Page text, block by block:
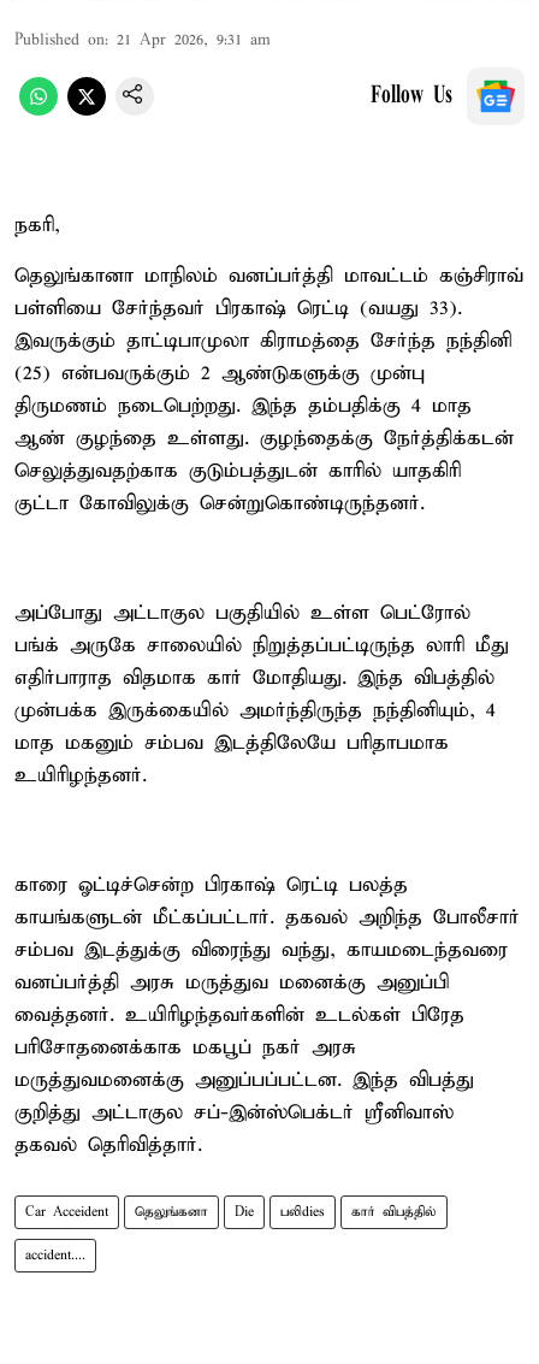
Published on: 21 Apr 2026, 9:31 am
Follow Us
நகரி,
தெலுங்கானா மாநிலம் வனப்பர்த்தி மாவட்டம் கஞ்சிராவ்
பள்ளியை சேர்ந்தவர் பிரகாஷ் ரெட்டி (வயது 33).
இவருக்கும் தாட்டிபாமுலா கிராமத்தை சேர்ந்த நந்தினி
(25) என்பவருக்கும் 2 ஆண்டுகளுக்கு முன்பு
திருமணம் நடைபெற்றது. இந்த தம்பதிக்கு 4 மாத
ஆண் குழந்தை உள்ளது. குழந்தைக்கு நேர்த்திக்கடன்
செலுத்துவதற்காக குடும்பத்துடன் காரில் யாதகிரி
குட்டா கோவிலுக்கு சென்றுகொண்டிருந்தனர்.
அப்போது அட்டாகுல பகுதியில் உள்ள பெட்ரோல்
பங்க் அருகே சாலையில் நிறுத்தப்பட்டிருந்த லாரி மீது
எதிர்பாராத விதமாக கார் மோதியது. இந்த விபத்தில்
முன்பக்க இருக்கையில் அமர்ந்திருந்த நந்தினியும், 4
மாத மகனும் சம்பவ இடத்திலேயே பரிதாபமாக
உயிரிழந்தனர்.
காரை ஓட்டிச்சென்ற பிரகாஷ் ரெட்டி பலத்த
காயங்களுடன் மீட்கப்பட்டார். தகவல் அறிந்த போலீசார்
சம்பவ இடத்துக்கு விரைந்து வந்து, காயமடைந்தவரை
வனப்பர்த்தி அரசு மருத்துவ மனைக்கு அனுப்பி
வைத்தனர். உயிரிழந்தவர்களின் உடல்கள் பிரேத
பரிசோதனைக்காக மகபூப் நகர் அரசு
மருத்துவமனைக்கு அனுப்பப்பட்டன. இந்த விபத்து
குறித்து அட்டாகுல சப்-இன்ஸ்பெக்டர் ஸ்ரீனிவாஸ்
தகவல் தெரிவித்தார்.
Car Acceident தெலுங்கனா Die பலிdies கார் விபத்தில்
accident....